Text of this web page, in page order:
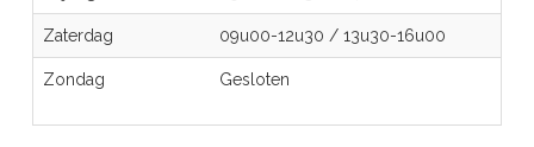
Zaterdag 09u00-12u30 /13u30-16u00
Zondag Gesloten